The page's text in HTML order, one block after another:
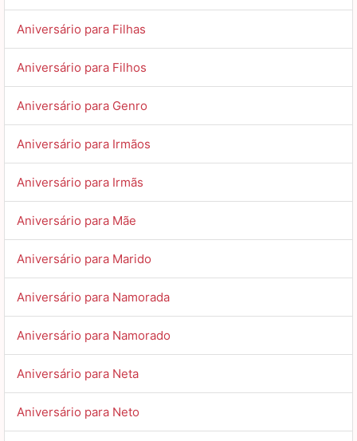
Aniversário para Filhas
Aniversário para Filhos
Aniversário para Genro
Aniversário para Irmãos
Aniversário para Irmãs
Aniversário para Mãe
Aniversário para Marido
Aniversário para Namorada
Aniversário para Namorado
Aniversário para Neta
Aniversário para Neto